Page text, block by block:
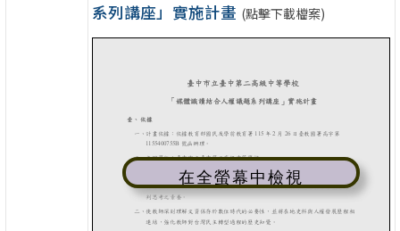
系列講座」實施計畫 (點擊下載檔案)
在全螢幕中檢視